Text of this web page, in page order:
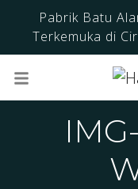
Pabrik Batu
Terkemuka di